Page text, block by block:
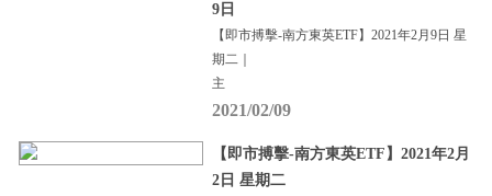
9日
【即市搏擊-南方東英ETF】2021年2月9日 星
期二｜
主
2021/02/09
【即市搏擊-南方東英ETF】2021年2月
2日 星期二